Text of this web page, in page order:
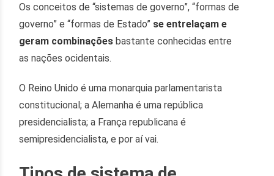
Os conceitos de “sistemas de governo”, “formas de
governo” e “formas de Estado” se entrelaçam e
geram combinações bastante conhecidas entre
as nações ocidentais.
O Reino Unido é uma monarquia parlamentarista
constitucional; a Alemanha é uma república
presidencialista; a França republicana é
semipresidencialista, e por aí vai.